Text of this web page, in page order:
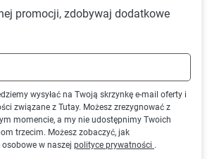
promocji, zdobywaj dodatkowe
wysyłać na Twoją skrzynkę e-mail oferty i
związane z Tutay. Możesz zrezygnować z
momencie, a my nie udostępnimy Twoich
trzecim. Możesz zobaczyć, jak
w naszej polityce prywatności .